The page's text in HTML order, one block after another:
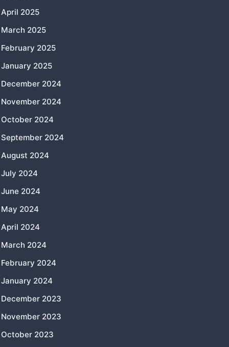
April 2025
March 2025
February 2025
January 2025
December 2024
November 2024
October 2024
September 2024
August 2024
July 2024
June 2024
May 2024
April 2024
March 2024
February 2024
January 2024
December 2023
November 2023
October 2023